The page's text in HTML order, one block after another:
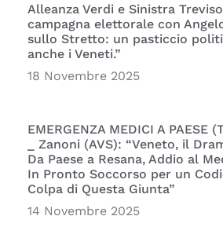
Alleanza Verdi e Sinistra
campagna elettorale con
sullo Stretto: un pasticcio
anche i Veneti.”
18 Novembre 2025
EMERGENZA MEDICI A PAESE
_ Zanoni (AVS): “Veneto, il
Da Paese a Resana, Addio al
In Pronto Soccorso per un
Colpa di Questa Giunta”
14 Novembre 2025